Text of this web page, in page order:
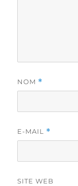
NOM *
E-MAIL *
SITE WEB